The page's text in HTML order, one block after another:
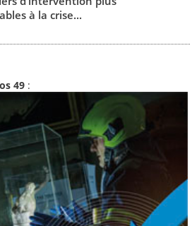
à la crise...
49 :